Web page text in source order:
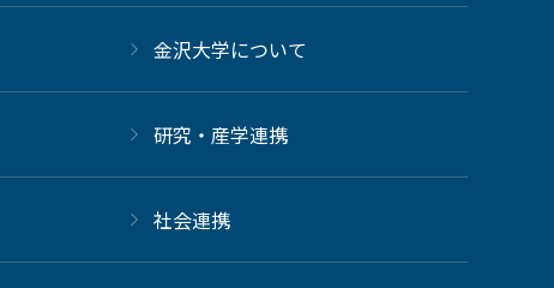
金沢大学について
研究・産学連携
社会連携